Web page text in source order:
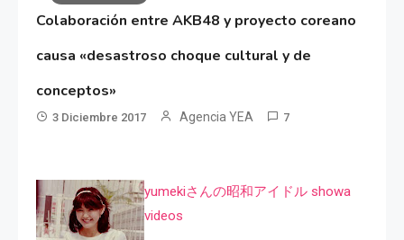
Colaboración entre AKB48 y proyecto coreano
causa «desastroso choque cultural y de
conceptos»
3 Diciembre 2017 Agencia YEA 7
yumekiさんの昭和アイドル showa
videos